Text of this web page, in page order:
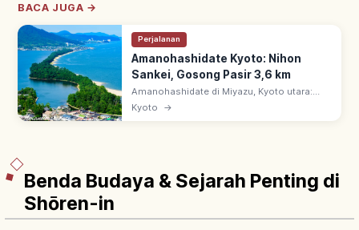
BACA JUGA →
Perjalanan
Amanohashidate Kyoto: Nihon
Sankei, Gosong Pasir 3,6 km
Amanohashidate di Miyazu, Kyoto utara:
salah satu Nihon Sankei. Gosong pasir 3,6
km, ~6.700 pinus memisahkan Teluk Miyazu
Kyoto →
Benda Budaya & Sejarah Penting di
Shōren-in